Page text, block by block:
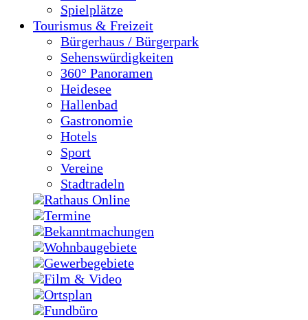
Spielplätze
Tourismus & Freizeit
Bürgerhaus / Bürgerpark
Sehenswürdigkeiten
360° Panoramen
Heidesee
Hallenbad
Gastronomie
Hotels
Sport
Vereine
Stadtradeln
Rathaus Online
Termine
Bekanntmachungen
Wohnbaugebiete
Gewerbegebiete
Film & Video
Ortsplan
Fundbüro